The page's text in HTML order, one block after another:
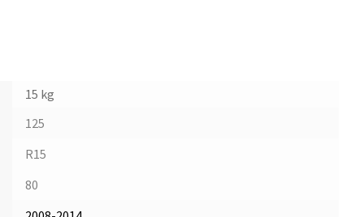
15 kg
125
R15
80